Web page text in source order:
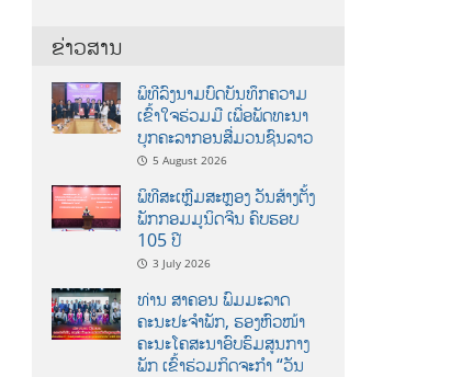
ຂ່າວສານ
ພິທີລົງນາມບົດບັນທຶກຄວາມ
ເຂົ້າໃຈຮ່ວມມື ເພື່ອພັດທະນາ
ບຸກຄະລາກອນສື່ມວນຊົນລາວ
5 August 2026
ພິທີສະເຫຼີມສະຫຼອງ ວັນສ້າງຕັ້ງ
ພັກກອມມູນິດຈີນ ຄົບຮອບ
105 ປີ
3 July 2026
ທ່ານ ສາຄອນ ພົມມະລາດ
ຄະນະປະຈໍາພັກ, ຮອງຫົວໜ້າ
ຄະນະໂຄສະນາອົບຮົມສູນກາງ
ພັກ ເຂົ້າຮ່ວມກິດຈະກຳ “ວັນ